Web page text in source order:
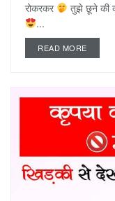
रोकरकर
तुझे छूने की
...
READ MORE